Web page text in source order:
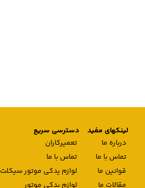
لینکهای مفید
درباره ما
تماس با ما
قوانین ما
مقالات ما
دسترسی سریع
تعمیرکاران
تماس با ما
لوازم یدکی موتور سیکلت
لوازم یدکی موتور